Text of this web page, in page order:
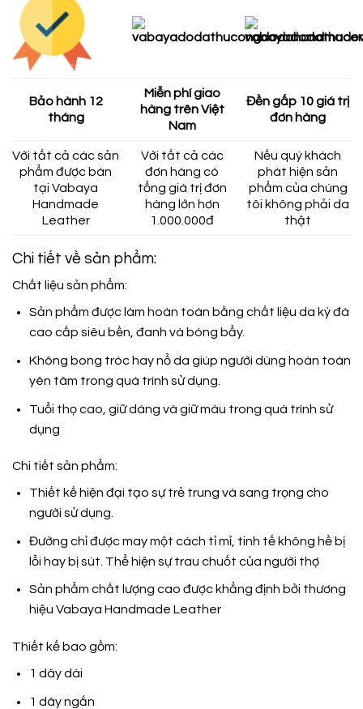
Bảo hành 12
tháng
Miễn phí giao
hàng trên Việt
Nam
Đền gấp 10 giá trị
đơn hàng
Với tất cả các sản
phẩm được bán
tại Vabaya
Handmade
Leather
Với tất cả các
đơn hàng có
tổng giá trị đơn
hàng lớn hơn
1.000.000đ
Nếu quý khách
phát hiện sản
phẩm của chúng
tôi không phải da
thật
Chi tiết về sản phẩm:
Chất liệu sản phẩm:
Sản phẩm được làm hoàn toàn bằng chất liệu da kỳ đà
cao cấp siêu bền, đanh và bóng bẩy.
Không bong tróc hay nổ da giúp người dùng hoàn toàn
yên tâm trong quá trình sử dụng.
Tuổi thọ cao, giữ dáng và giữ màu trong quá trình sử
dụng
Chi tiết sản phẩm:
Thiết kế hiện đại tạo sự trẻ trung và sang trọng cho
người sử dụng.
Đường chỉ được may một cách tỉ mỉ, tinh tế không hề bị
lỗi hay bị sút. Thể hiện sự trau chuốt của người thợ
Sản phẩm chất lượng cao được khẳng định bởi thương
hiệu Vabaya Handmade Leather
Thiết kế bao gồm:
1 dây dài
1 dây ngắn